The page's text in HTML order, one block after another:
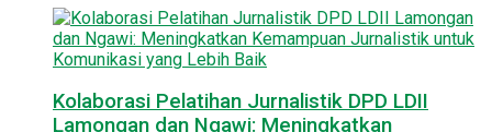
Kolaborasi Pelatihan Jurnalistik DPD LDII
Lamongan dan Ngawi: Meningkatkan